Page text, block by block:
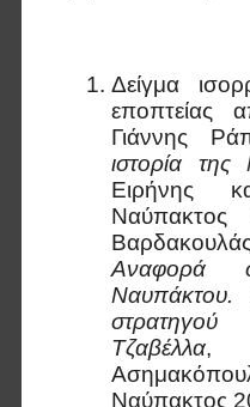
Δείγμα
εποπτείας
Γιάννης
ιστορία της
Ειρήνης
Αναφορά
Τζαβέλλα,
Ναύπακτος